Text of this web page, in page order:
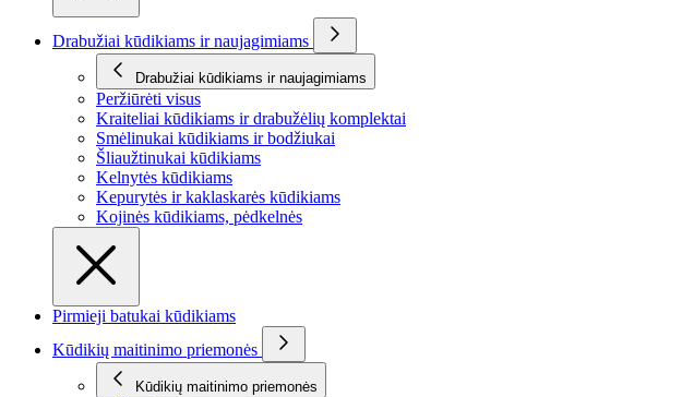
Drabužiai kūdikiams ir naujagimiams
Drabužiai kūdikiams ir naujagimiams
Peržiūrėti visus
Kraiteliai kūdikiams ir drabužėlių komplektai
Smėlinukai kūdikiams ir bodžiukai
Šliaužtinukai kūdikiams
Kelnytės kūdikiams
Kepurytės ir kaklaskarės kūdikiams
Kojinės kūdikiams, pėdkelnės
Pirmieji batukai kūdikiams
Kūdikių maitinimo priemonės
Kūdikių maitinimo priemonės